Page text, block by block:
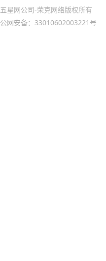
五星网公司-荣克网络版权所有
公网安备：33010602003221号